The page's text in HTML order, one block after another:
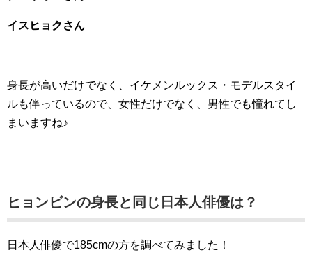
イスヒョクさん
身長が高いだけでなく、イケメンルックス・モデルスタイ
ルも伴っているので、女性だけでなく、男性でも憧れてし
まいますね♪
ヒョンビンの身長と同じ日本人俳優は？
日本人俳優で185cmの方を調べてみました！